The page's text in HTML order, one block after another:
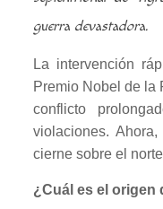
guerra devastadora.
La intervención
Premio Nobel de la
conflicto
violaciones.
cierne sobre el
¿Cuál es el origen